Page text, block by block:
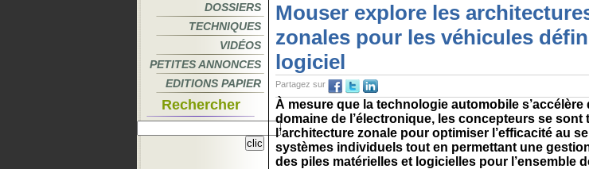
DOSSIERS
TECHNIQUES
VIDÉOS
PETITES ANNONCES
EDITIONS PAPIER
Rechercher
Mouser explore les
zonales pour les véhicules
logiciel
Partagez sur
À mesure que la technologie automobile s’accélère
domaine de l’électronique, les concepteurs se sont
l’architecture zonale pour optimiser l’efficacité au
systèmes individuels tout en permettant une
des piles matérielles et logicielles pour l’ensemble